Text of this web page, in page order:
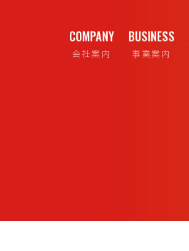
COMPANY
会社案内
BUSINESS
事業案内